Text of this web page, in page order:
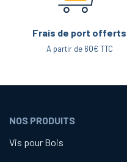
Frais de port offerts
A partir de 60€ TTC
NOS PRODUITS
Vis pour Bois